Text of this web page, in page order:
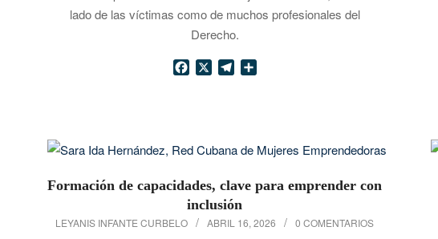
lado de las víctimas como de muchos profesionales del
Derecho.
Facebook
X TelegramCompartir
Formación de capacidades, clave para emprender con
inclusión
2026-
LEYANIS INFANTE CURBELO ABRIL 16, 2026 0 COMENTARIOS